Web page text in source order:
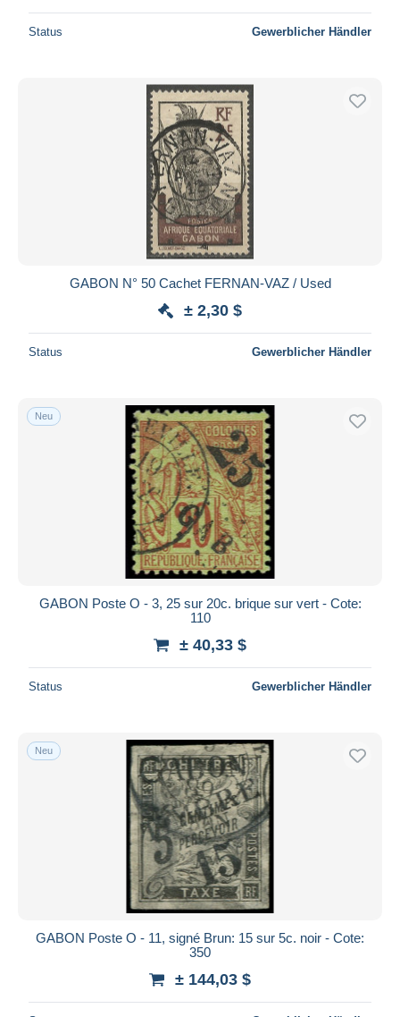
Status Gewerblicher Händler
GABON N° 50 Cachet FERNAN-VAZ / Used
± 2,30 $
Status Gewerblicher Händler
Neu
GABON Poste O - 3, 25 sur 20c. brique sur vert - Cote:
110
± 40,33 $
Status Gewerblicher Händler
Neu
GABON Poste O - 11, signé Brun: 15 sur 5c. noir - Cote:
350
± 144,03 $